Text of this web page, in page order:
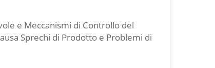
e Meccanismi di Controllo del
Sprechi di Prodotto e Problemi di
possono effettivamente
riempimento d'acqua...